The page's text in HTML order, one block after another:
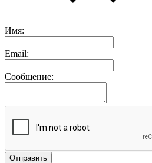
Имя:
Email:
Сообщение: